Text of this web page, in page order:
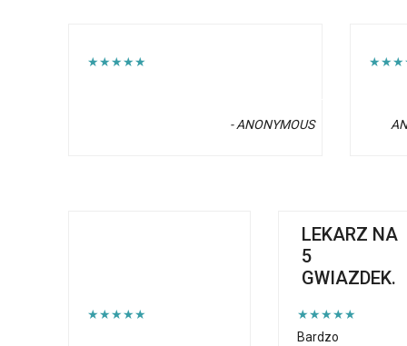
★★★★★
- ANONYMOUS
★★★★★
LEKARZ NA
5
GWIAZDEK.
★★★★★
Bardzo